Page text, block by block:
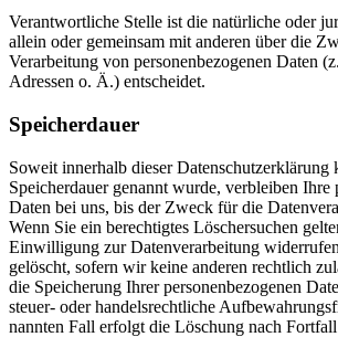
Ver­ant­wort­liche Stelle ist die natür­liche oder
allein oder gemeinsam mit anderen über die
Ver­ar­bei­tung von per­so­nen­be­zo­genen Daten
Adressen o. Ä.) entscheidet.
Spei­cher­dauer
Soweit inner­halb dieser Daten­schutz­er­klä­rung
Spei­cher­dauer genannt wurde, ver­bleiben Ihre
Daten bei uns, bis der Zweck für die
Wenn Sie ein berech­tigtes Löscher­su­chen
Ein­wil­li­gung zur Daten­ver­ar­bei­tung
gelöscht, sofern wir keine anderen recht­lich
die Spei­che­rung Ihrer per­so­nen­be­zo­genen
steuer- oder han­dels­recht­liche
nannten Fall erfolgt die Löschung nach